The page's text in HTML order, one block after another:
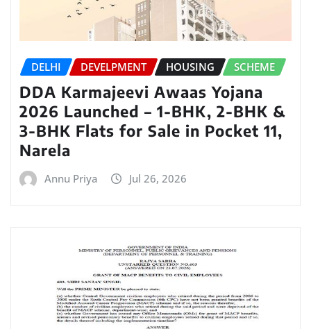
DELHI DEVELPMENT HOUSING SCHEME
DDA Karmajeevi Awaas Yojana
2026 Launched – 1-BHK, 2-BHK &
3-BHK Flats for Sale in Pocket 11,
Narela
Annu Priya Jul 26, 2026